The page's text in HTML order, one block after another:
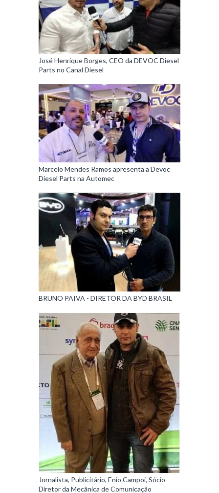
José Henrique Borges, CEO da DEVOC Diesel
Parts no Canal Diesel
Marcelo Mendes Ramos apresenta a Devoc
Diesel Parts na Automec
BRUNO PAIVA - DIRETOR DA BYD BRASIL
Jornalista, Publicitário, Enio Campoi, Sócio-
Diretor da Mecânica de Comunicação